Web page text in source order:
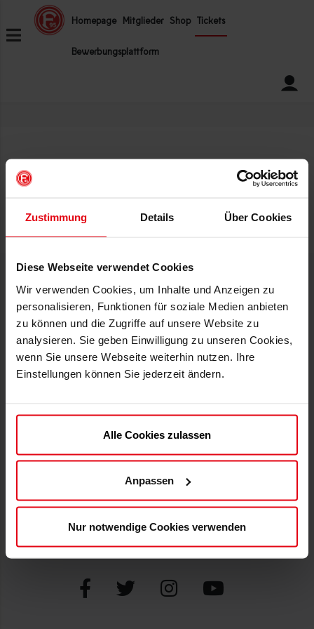
Zustimmung Details Über Cookies
Diese Webseite verwendet Cookies
Wir verwenden Cookies, um Inhalte und Anzeigen zu
personalisieren, Funktionen für soziale Medien anbieten
zu können und die Zugriffe auf unsere Website zu
analysieren. Sie geben Einwilligung zu unseren Cookies,
wenn Sie unsere Webseite weiterhin nutzen. Ihre
Einstellungen können Sie jederzeit ändern.
Alle Cookies zulassen
Anpassen
Nur notwendige Cookies verwenden
ZUM INHALT SPRINGEN
Homepage Mitglieder Shop Tickets
Bewerbungsplattform
INFOS
F95.de
Versand
HILFE
Datenschutz
Erklärung zur Barrierefreiheit
Mein Konto
FAQs